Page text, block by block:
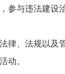
参与违法建设
律、法规以及
动。